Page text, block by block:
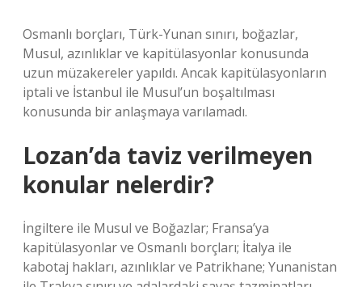
Osmanlı borçları, Türk-Yunan sınırı, boğazlar,
Musul, azınlıklar ve kapitülasyonlar konusunda
uzun müzakereler yapıldı. Ancak kapitülasyonların
iptali ve İstanbul ile Musul’un boşaltılması
konusunda bir anlaşmaya varılamadı.
Lozan’da taviz verilmeyen
konular nelerdir?
İngiltere ile Musul ve Boğazlar; Fransa’ya
kapitülasyonlar ve Osmanlı borçları; İtalya ile
kabotaj hakları, azınlıklar ve Patrikhane; Yunanistan